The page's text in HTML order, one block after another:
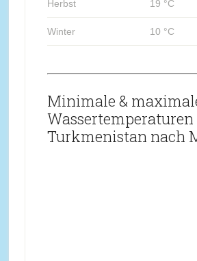
Herbst 19 °C
Winter 10 °C
Minimale &
Turkmenistan nach